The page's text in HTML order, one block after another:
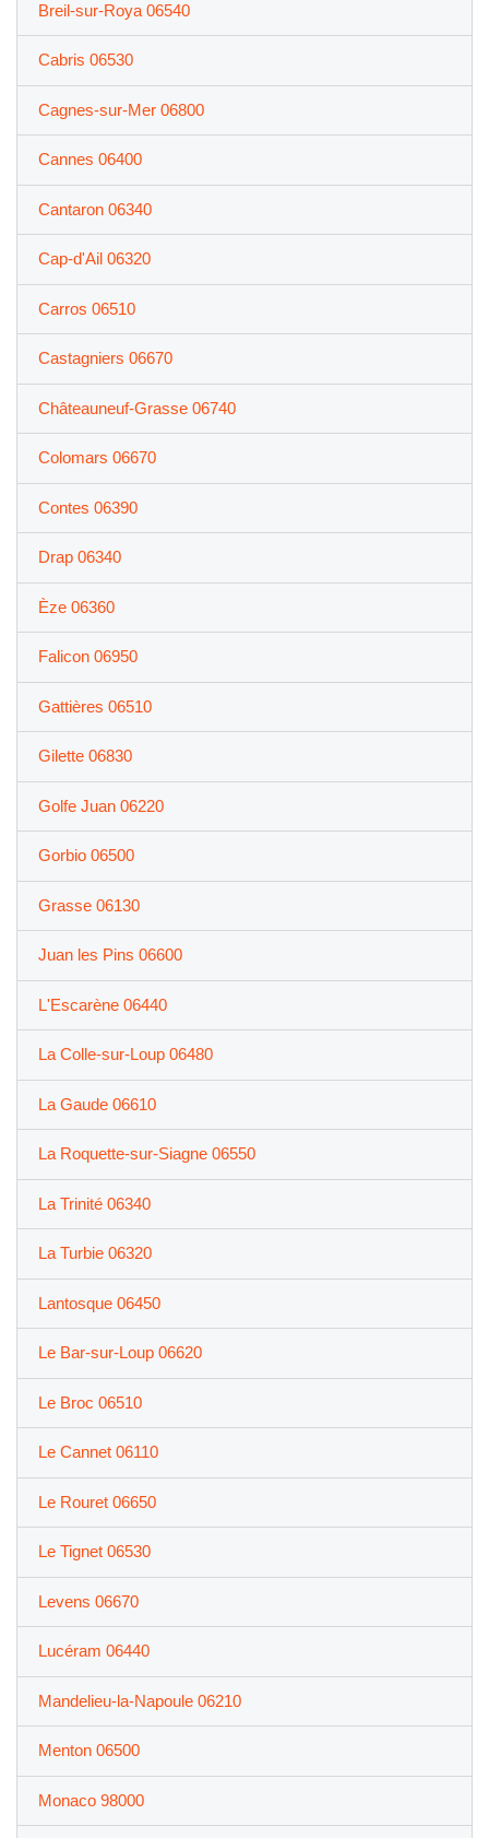
Breil-sur-Roya 06540
Cabris 06530
Cagnes-sur-Mer 06800
Cannes 06400
Cantaron 06340
Cap-d'Ail 06320
Carros 06510
Castagniers 06670
Châteauneuf-Grasse 06740
Colomars 06670
Contes 06390
Drap 06340
Èze 06360
Falicon 06950
Gattières 06510
Gilette 06830
Golfe Juan 06220
Gorbio 06500
Grasse 06130
Juan les Pins 06600
L'Escarène 06440
La Colle-sur-Loup 06480
La Gaude 06610
La Roquette-sur-Siagne 06550
La Trinité 06340
La Turbie 06320
Lantosque 06450
Le Bar-sur-Loup 06620
Le Broc 06510
Le Cannet 06110
Le Rouret 06650
Le Tignet 06530
Levens 06670
Lucéram 06440
Mandelieu-la-Napoule 06210
Menton 06500
Monaco 98000